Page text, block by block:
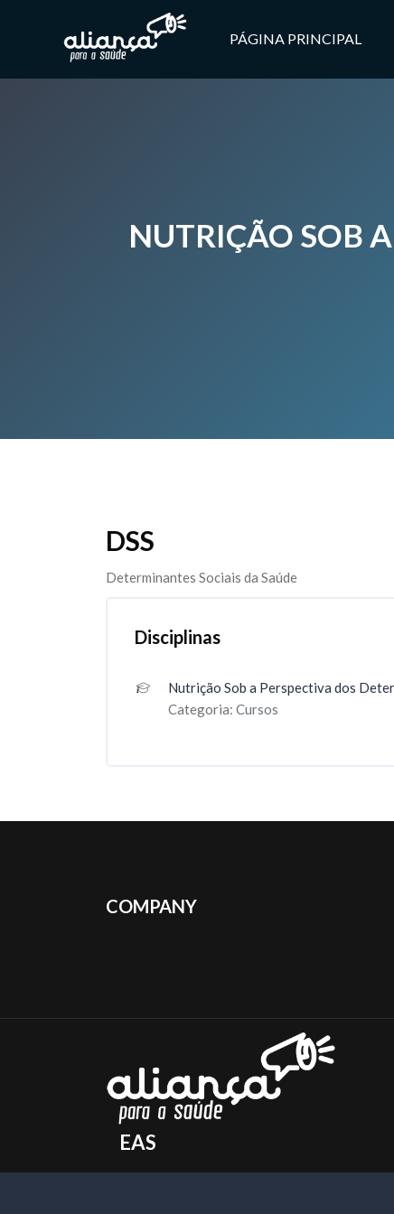
PÁGINA PRINCIPAL
NUTRIÇÃO SOB
DSS
Determinantes Sociais da Saúde
Disciplinas
Nutrição Sob a Perspectiva dos
Categoria:Cursos
COMPANY
EAS